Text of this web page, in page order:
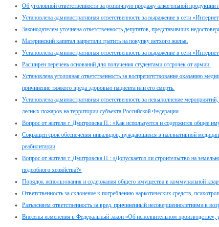
Об уголовной ответственности за розничную продажу алкогольной продукции
Установлена административная ответственность за выражение в сети
Законодателем уточнена ответственность депутатов, представивших
Материнский капитал запретили тратить на покупку ветхого жилья.
Установлена административная ответственность за выражение в сети
Расширен перечень оснований для получения студентами отсрочек от армии.
Установлена уголовная ответственность за воспрепятствование оказанию
причинение тяжкого вреда здоровью пациента или его смерть.
Установлена административная ответственность за невыполнение
лесных пожаров на территории субъекта Российской Федерации
Вопрос от жителя г. Дмитровска П.: «Как используется и содержится общее
Сокращен срок обеспечения инвалидов, нуждающихся в паллиативной
реабилитации
Вопрос от жителя г. Дмитровска П.: «Допускается ли строительство на
подсобного хозяйства?»
Порядок использования и содержания общего имущества в коммунальной
Ответственность за склонение к потреблению наркотических средств,
Разъясняем ответственность за вред, причиненный несовершеннолетними в
Внесены изменения в Федеральный закон «Об исполнительном